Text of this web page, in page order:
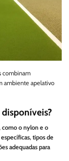
combinam
ambiente apelativo
como o nylon e o
tipos de
adequadas para